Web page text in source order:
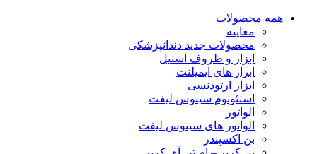
همه محصولات
معاینه
محصولات جدید دندانپزشکی
ابزار و ظروف استیل
ابزار های ایمپلنت
ابزار ارتودنسی
استئوتوم سینوس لیفت
الواتور
الواتور های سینوس لیفت
بن اکسپندر